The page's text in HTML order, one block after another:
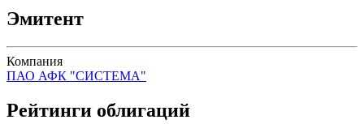
Эмитент
Компания
ПАО АФК "СИСТЕМА"
Рейтинги облигаций